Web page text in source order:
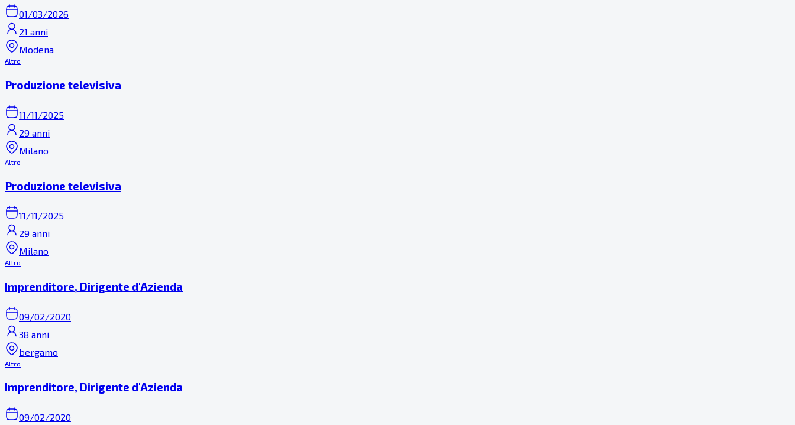
01/03/2026
21 anni
Modena
Altro
Produzione televisiva
11/11/2025
29 anni
Milano
Altro
Produzione televisiva
11/11/2025
29 anni
Milano
Altro
Imprenditore, Dirigente d'Azienda
09/02/2020
38 anni
bergamo
Altro
Imprenditore, Dirigente d'Azienda
09/02/2020